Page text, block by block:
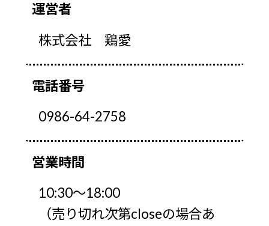
運営者
株式会社 鶏愛
電話番号
0986-64-2758
営業時間
10:30～18:00
（売り切れ次第closeの場合あ